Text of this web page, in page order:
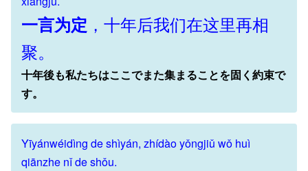
一言为定 ，十年后我们在这里再相
聚。
十年後も私たちはここでまた集まることを固く約束で
す。
Yīyánwéidìng de shìyán, zhídào yǒngjiǔ wǒ huì
qiānzhe nǐ de shǒu.